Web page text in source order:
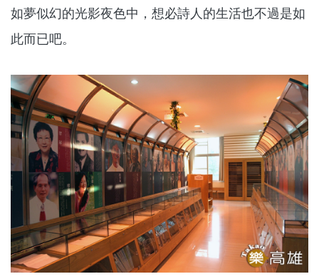
如夢似幻的光影夜色中，想必詩人的生活也不過是如
此而已吧。